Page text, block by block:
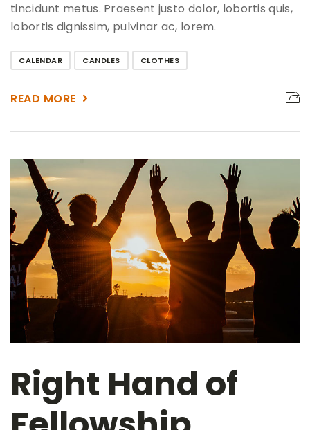
tincidunt metus. Praesent justo dolor, lobortis quis,
lobortis dignissim, pulvinar ac, lorem.
CALENDAR CANDLES CLOTHES
READ MORE
Right Hand of